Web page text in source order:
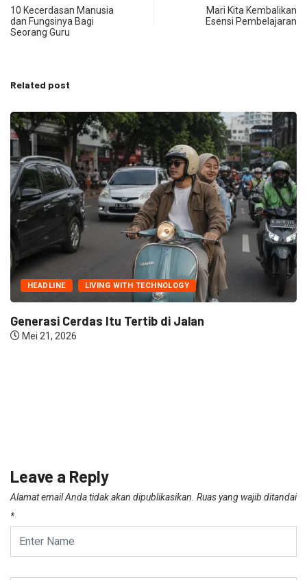
10 Kecerdasan Manusia
dan Fungsinya Bagi
Seorang Guru
Mari Kita Kembalikan
Esensi Pembelajaran
Related post
HEADLINE LIVING WITH TECHNOLOGY
Generasi Cerdas Itu Tertib di Jalan
Mei 21, 2026
Leave a Reply
Alamat email Anda tidak akan dipublikasikan. Ruas yang wajib ditandai
*